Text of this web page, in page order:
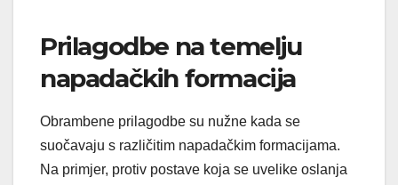
Prilagodbe na temelju
napadačkih formacija
Obrambene prilagodbe su nužne kada se
suočavaju s različitim napadačkim formacijama.
Na primjer, protiv postave koja se uvelike oslanja